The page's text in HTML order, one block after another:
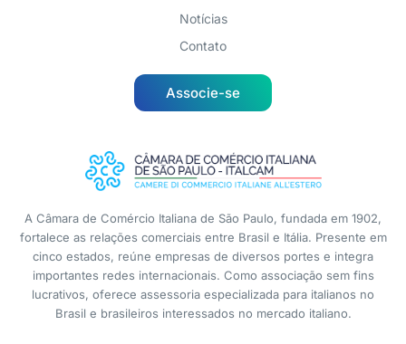
Notícias
Contato
Associe-se
A Câmara de Comércio Italiana de São Paulo, fundada em 1902,
fortalece as relações comerciais entre Brasil e Itália. Presente em
cinco estados, reúne empresas de diversos portes e integra
importantes redes internacionais. Como associação sem fins
lucrativos, oferece assessoria especializada para italianos no
Brasil e brasileiros interessados no mercado italiano.